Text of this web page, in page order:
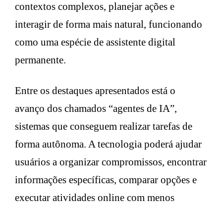
contextos complexos, planejar ações e
interagir de forma mais natural, funcionando
como uma espécie de assistente digital
permanente.
Entre os destaques apresentados está o
avanço dos chamados “agentes de IA”,
sistemas que conseguem realizar tarefas de
forma autônoma. A tecnologia poderá ajudar
usuários a organizar compromissos, encontrar
informações específicas, comparar opções e
executar atividades online com menos